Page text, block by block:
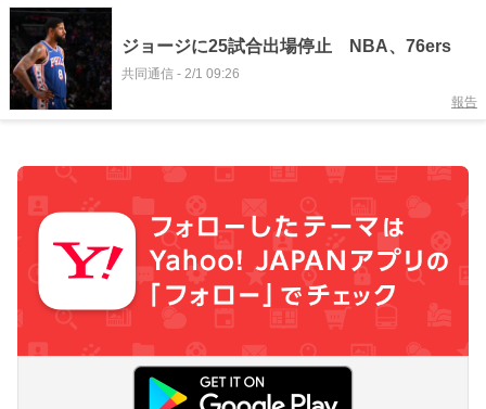
ジョージに25試合出場停止 NBA、76ers
共同通信 - 2/1 09:26
報告